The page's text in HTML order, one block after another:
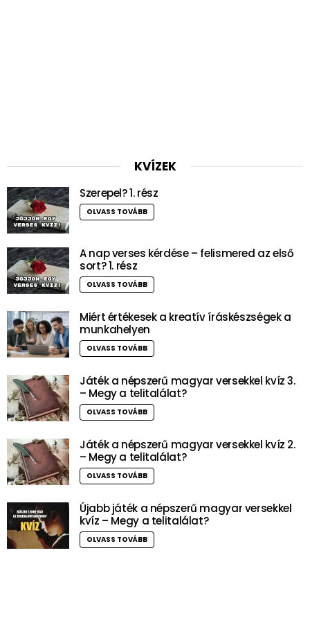
KVÍZEK
Szerepel? 1. rész
OLVASS TOVÁBB
A nap verses kérdése – felismered az első
sort? 1. rész
OLVASS TOVÁBB
Miért értékesek a kreatív íráskészségek a
munkahelyen
OLVASS TOVÁBB
Játék a népszerű magyar versekkel kvíz 3.
– Megy a telitalálat?
OLVASS TOVÁBB
Játék a népszerű magyar versekkel kvíz 2.
– Megy a telitalálat?
OLVASS TOVÁBB
Újabb játék a népszerű magyar versekkel
kvíz – Megy a telitalálat?
OLVASS TOVÁBB